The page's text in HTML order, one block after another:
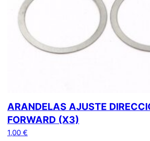
ARANDELAS AJUSTE
FORWARD (X3)
1,00 €